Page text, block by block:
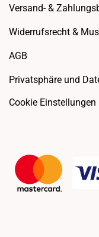
Versand- &
Widerrufsrecht &
AGB
Privatsphäre und
Cookie Einstellungen